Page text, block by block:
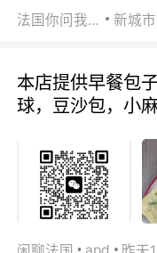
法国你问我答 新城市
本店提供早餐包
球，豆沙包，小
apd